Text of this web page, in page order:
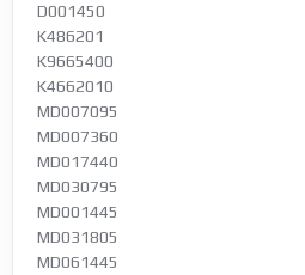
D001450
K486201
K9665400
K4662010
MD007095
MD007360
MD017440
MD030795
MD001445
MD031805
MD061445